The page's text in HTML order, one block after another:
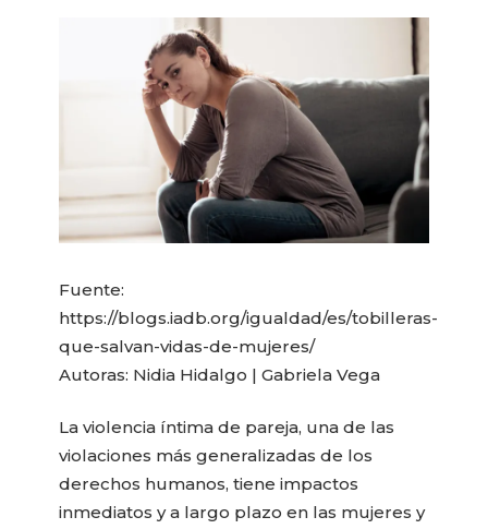
Fuente:
https://blogs.iadb.org/igualdad/es/tobilleras-
que-salvan-vidas-de-mujeres/
Autoras: Nidia Hidalgo | Gabriela Vega
La violencia íntima de pareja, una de las
violaciones más generalizadas de los
derechos humanos, tiene impactos
inmediatos y a largo plazo en las mujeres y